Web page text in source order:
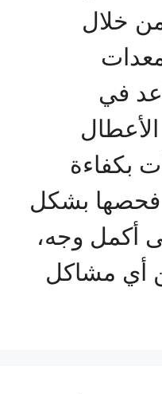
خلال
في
بكفاءة
فحصها بشكل
أكمل وجه،
أي مشاكل